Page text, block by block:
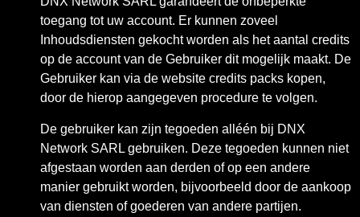
toegang tot uw account. Er kunnen zoveel
Inhoudsdiensten gekocht worden als het aantal credits
op de account van de Gebruiker dit mogelijk maakt. De
Gebruiker kan via de website credits packs kopen,
door de hierop aangegeven procedure te volgen.
De gebruiker kan zijn tegoeden alléén bij DNX
Network SARL gebruiken. Deze tegoeden kunnen niet
afgestaan worden aan derden of op een andere
manier gebruikt worden, bijvoorbeeld door de aankoop
van diensten of goederen van andere partijen.